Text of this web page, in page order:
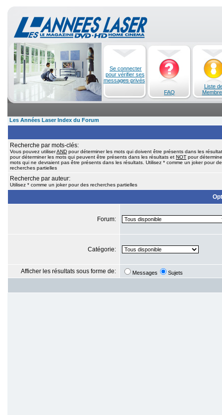
Se connecter
pour vérifier ses
messages privés
FAQ
Liste
Les Années Laser Index du Forum
Recherche par mots-clés:
Vous pouvez utiliserAND pour déterminer les mots qui doivent être présents dans les
pour déterminer les mots qui peuvent être présents dans les résultats et NOT pour
mots qui ne devraient pas être présents dans les résultats. Utilisez * comme un joker pour
recherches partielles
Recherche par auteur:
Utilisez * comme un joker pour des recherches partielles
Forum:
Catégorie:
Afficher les résultats sous forme de: Messages Sujets